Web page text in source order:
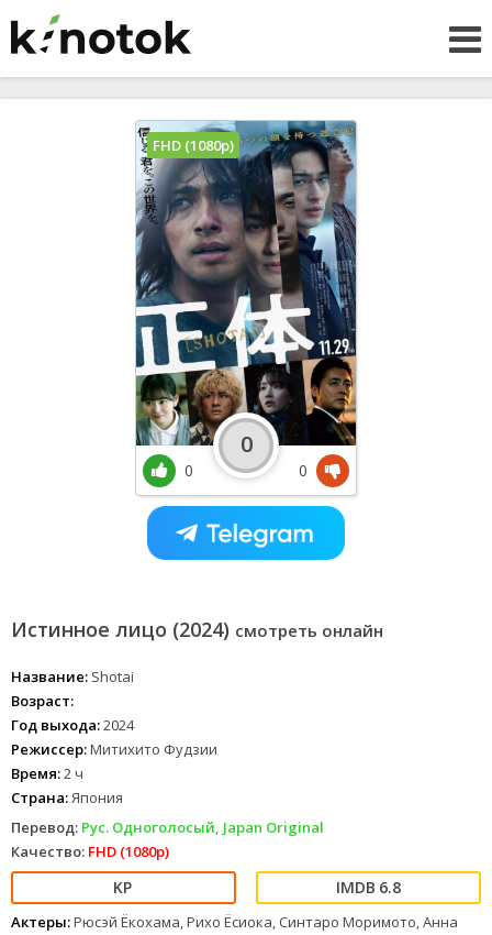
Истинное лицо (2024) смотреть онлайн
Название: Shotai
Возраст:
Год выхода:2024
Режиссер:Митихито Фудзии
Время:2 ч
Страна:Япония
Перевод: Рус. Одноголосый, Japan Original
Качество: FHD (1080p)
6.8
Актеры:Рюсэй Ёкохама, Рихо Ёсиока, Синтаро Моримото, Анна
FHD (1080p)
0
0
0